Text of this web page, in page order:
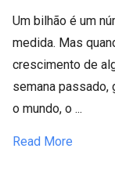
Um bilhão é um
medida. Mas
crescimento de
semana passado,
o mundo, o ...
Read More